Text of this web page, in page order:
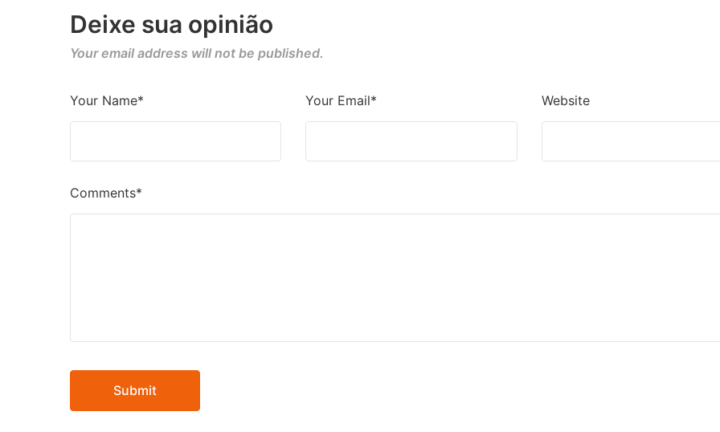
Deixe sua opinião
Your email address will not be published.
Comments*
Your Name* Your Email* Website